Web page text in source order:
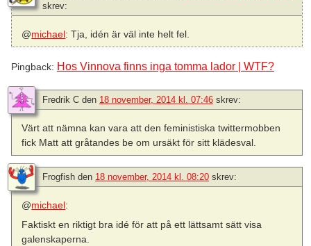
skrev:
@michael: Tja, idén är väl inte helt fel.
Pingback: Hos Vinnova finns inga tomma lador | WTF?
Fredrik C den 18 november, 2014 kl. 07:46 skrev:
Värt att nämna kan vara att den feministiska twittermobben
fick Matt att gråtandes be om ursäkt för sitt klädesval.
Frogfish den 18 november, 2014 kl. 08:20 skrev:
@michael:
Faktiskt en riktigt bra idé för att på ett lättsamt sätt visa
galenskaperna.